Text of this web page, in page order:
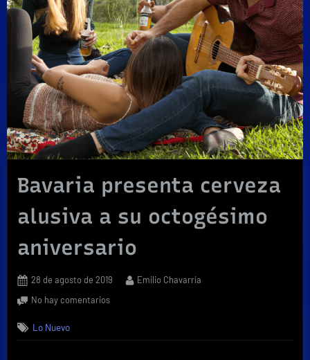
Bavaria presenta cerveza
alusiva a su octogésimo
aniversario
Posted
28 de agosto de 2019 By
Emilio Chavarría
No hay comentariosen
cerveza
Lo Nuevo